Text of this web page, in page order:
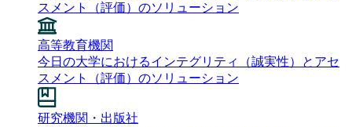
スメント（評価）のソリューション
高等教育機関
今日の大学におけるインテグリティ（誠実性）とアセ
スメント（評価）のソリューション
研究機関・出版社